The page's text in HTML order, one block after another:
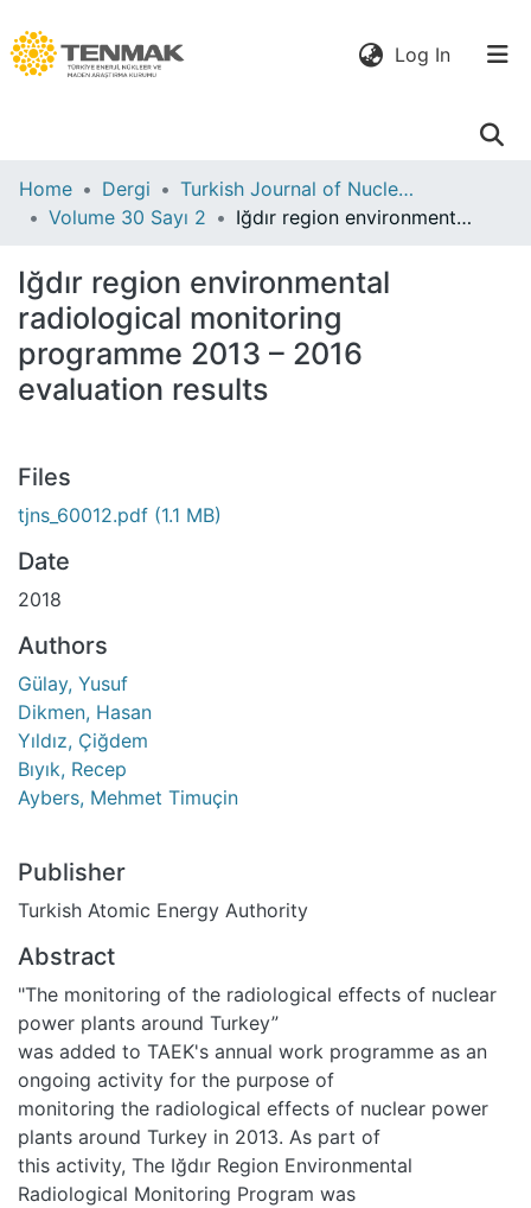
Log In(current)
Communities
& Collections
Statistics
Home Dergi
Turkish Journal of Nuclear Sciences (2018- )
Volume 30 Sayı 2
Iğdır region environmental radiological monitoring programme 2013 – 2016 evaluation results
Iğdır region environmental
radiological monitoring
programme 2013 – 2016
evaluation results
Files
tjns_60012.pdf (1.1 MB)
Date
2018
Authors
Gülay, Yusuf
Dikmen, Hasan
Yıldız, Çiğdem
Bıyık, Recep
Aybers, Mehmet Timuçin
Publisher
Turkish Atomic Energy Authority
Abstract
"The monitoring of the radiological effects of nuclear
power plants around Turkey”
was added to TAEK's annual work programme as an
ongoing activity for the purpose of
monitoring the radiological effects of nuclear power
plants around Turkey in 2013. As part of
this activity, The Iğdır Region Environmental
Radiological Monitoring Program was